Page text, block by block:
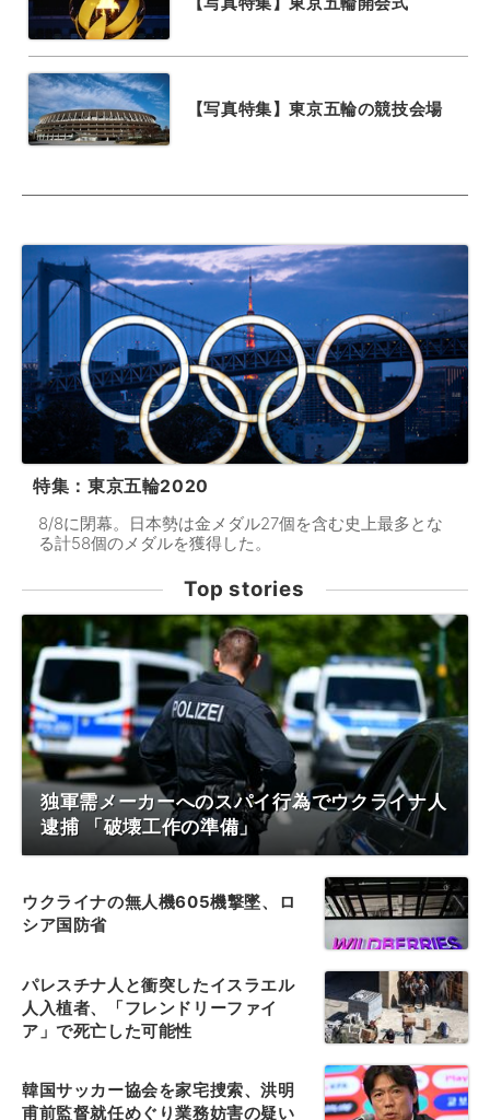
【写真特集】東京五輪の競技会場
特集：東京五輪2020
8/8に閉幕。日本勢は金メダル27個を含む史上最多とな
る計58個のメダルを獲得した。
Top stories
独軍需メーカーへのスパイ行為でウクライナ人
逮捕 「破壊工作の準備」
ウクライナの無人機605機撃墜、ロ
シア国防省
パレスチナ人と衝突したイスラエル
人入植者、「フレンドリーファイ
ア」で死亡した可能性
韓国サッカー協会を家宅捜索、洪明
甫前監督就任めぐり業務妨害の疑い